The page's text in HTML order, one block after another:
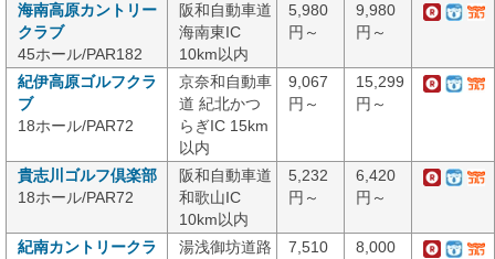
海南高原カントリー
クラブ
45ホール/PAR182
阪和自動車道
海南東IC
10km以内
5,980
円～
9,980
円～
紀伊高原ゴルフクラ
ブ
18ホール/PAR72
京奈和自動車
道 紀北かつ
らぎIC 15km
以内
9,067
円～
15,299
円～
貴志川ゴルフ倶楽部
18ホール/PAR72
阪和自動車道
和歌山IC
10km以内
5,232
円～
6,420
円～
紀南カントリークラ
湯浅御坊道路
7,510
8,000